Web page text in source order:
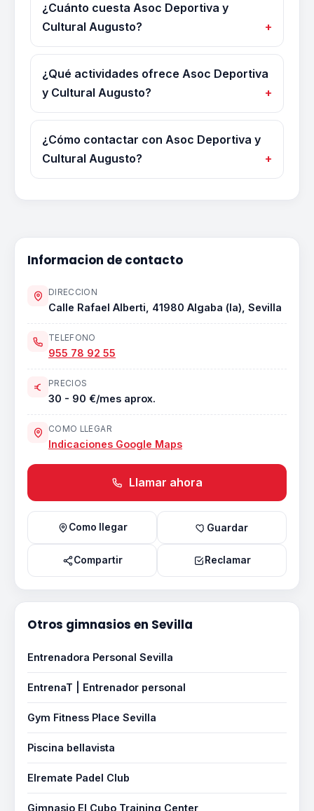
¿Cuánto cuesta Asoc Deportiva y
Cultural Augusto?
¿Qué actividades ofrece Asoc Deportiva
y Cultural Augusto?
¿Cómo contactar con Asoc Deportiva y
Cultural Augusto?
Informacion de contacto
DIRECCION
Calle Rafael Alberti, 41980 Algaba (la), Sevilla
TELEFONO
955 78 92 55
PRECIOS
30 - 90 €/mes aprox.
COMO LLEGAR
Indicaciones Google Maps
Llamar ahora
Como llegar Guardar
Compartir Reclamar
Otros gimnasios en Sevilla
Entrenadora Personal Sevilla
EntrenaT | Entrenador personal
Gym Fitness Place Sevilla
Piscina bellavista
Elremate Padel Club
Gimnasio El Cubo Training Center